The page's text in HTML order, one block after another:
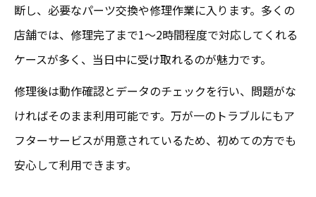
断し、必要なパーツ交換や修理作業に入ります。多くの
店舗では、修理完了まで1～2時間程度で対応してくれる
ケースが多く、当日中に受け取れるのが魅力です。
修理後は動作確認とデータのチェックを行い、問題がな
ければそのまま利用可能です。万が一のトラブルにもア
フターサービスが用意されているため、初めての方でも
安心して利用できます。